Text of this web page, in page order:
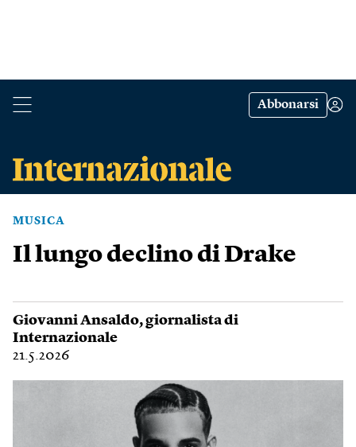
Abbonarsi
MUSICA
Il lungo declino di Drake
Giovanni Ansaldo, giornalista di
Internazionale
21.5.2026